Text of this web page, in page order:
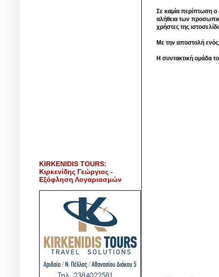
Σε καμία περίπτωση ο
αλήθεια των
χρήστες της
Με την αποστολή
Η συντακτική ομάδα
KIRKENIDIS TOURS:
Κιρκενίδης Γεώργιος -
Εξόφληση Λογαριασμών